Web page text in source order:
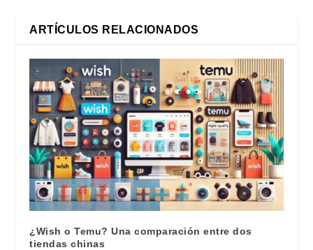
ARTÍCULOS RELACIONADOS
¿Wish o Temu? Una comparación entre dos
tiendas chinas